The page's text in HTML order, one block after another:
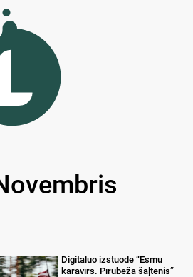
Digitaluo izstuode “Esmu
karavīrs. Pīrūbeža šaļtenis”